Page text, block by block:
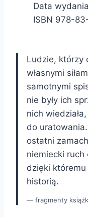
Data
ISBN 978-
Ludzie, którzy
własnymi
samotnymi
nie były ich
nich
do
ostatni
niemiecki ruch
dzięki któremu
historią.
fragmenty